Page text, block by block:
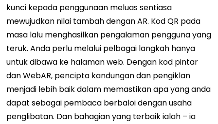
kunci kepada penggunaan meluas sentiasa
mewujudkan nilai tambah dengan AR. Kod QR pada
masa lalu menghasilkan pengalaman pengguna yang
teruk. Anda perlu melalui pelbagai langkah hanya
untuk dibawa ke halaman web. Dengan kod pintar
dan WebAR, pencipta kandungan dan pengiklan
menjadi lebih baik dalam memastikan apa yang anda
dapat sebagai pembaca berbaloi dengan usaha
penglibatan. Dan bahagian yang terbaik ialah – ia